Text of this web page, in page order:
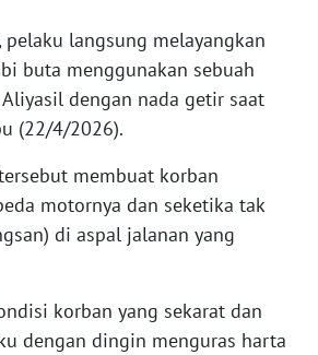
pelaku langsung melayangkan
buta menggunakan sebuah
dengan nada getir saat
(22/4/2026).
membuat korban
motornya dan seketika tak
di aspal jalanan yang
korban yang sekarat dan
dengan dingin menguras harta